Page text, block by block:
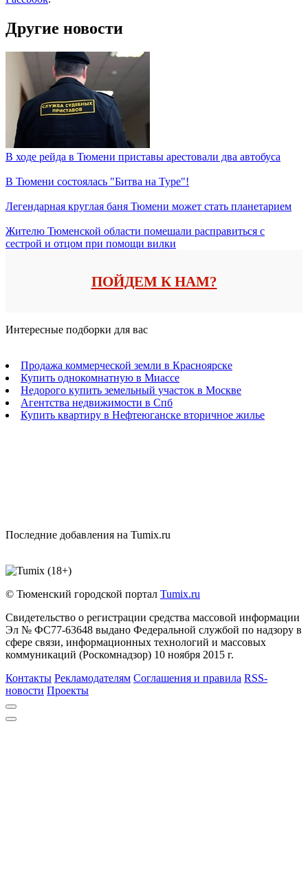
Другие новости
В ходе рейда в Тюмени приставы арестовали два автобуса
В Тюмени состоялась "Битва на Туре"!
Легендарная круглая баня Тюмени может стать планетарием
Жителю Тюменской области помешали расправиться с
сестрой и отцом при помощи вилки
ПОЙДЕМ К НАМ?
Интересные подборки для вас
Продажа коммерческой земли в Красноярске
Купить однокомнатную в Миассе
Недорого купить земельный участок в Москве
Агентства недвижимости в Спб
Купить квартиру в Нефтеюганске вторичное жилье
Последние добавления на Tumix.ru
© Тюменский городской портал Tumix.ru
Свидетельство о регистрации средства массовой информации
Эл № ФС77-63648 выдано Федеральной службой по надзору в
сфере связи, информационных технологий и массовых
коммуникаций (Роскомнадзор) 10 ноября 2015 г.
Контакты Рекламодателям Соглашения и правила RSS-
новости Проекты